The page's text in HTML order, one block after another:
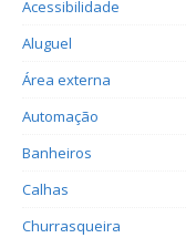
Acessibilidade
Aluguel
Área externa
Automação
Banheiros
Calhas
Churrasqueira